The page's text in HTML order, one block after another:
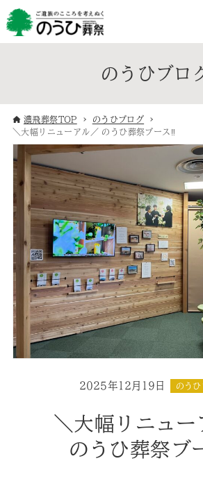
のうひブロ
濃飛葬祭TOP
のうひブログ
＼大幅リニューアル／ のうひ葬祭ブース‼︎
2025年12月19日 のう
＼大幅リニュー
のうひ葬祭ブ